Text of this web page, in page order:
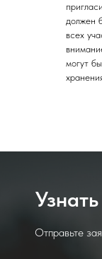
должен
всех
могут
Отправьте